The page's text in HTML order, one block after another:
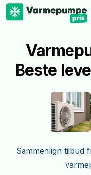
Beste
Sammenlign tilbud